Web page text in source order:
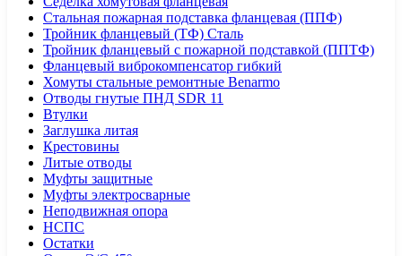
Стальная пожарная подставка фланцевая (ППФ)
Тройник фланцевый (ТФ) Сталь
Тройник фланцевый с пожарной подставкой (ППТФ)
Фланцевый виброкомпенсатор гибкий
Хомуты стальные ремонтные Benarmo
Отводы гнутые ПНД SDR 11
Втулки
Заглушка литая
Крестовины
Литые отводы
Муфты защитные
Муфты электросварные
Неподвижная опора
НСПС
Остатки